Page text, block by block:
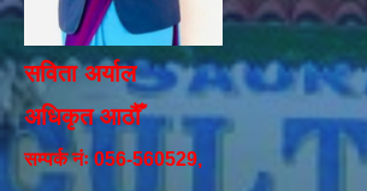
सविता अर्याल
अधिकृत आठौँ
सम्पर्क नंः 056-560529,